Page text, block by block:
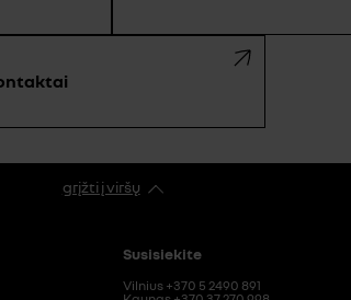
grįžti į viršų
Susisiekite
Vilnius +370 5 2490 891